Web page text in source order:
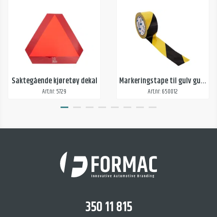
Saktegående kjøretøy dekal
Art.nr: 5729
Markeringstape til gulv gul/svart
Art.nr: 650012
350 11 815